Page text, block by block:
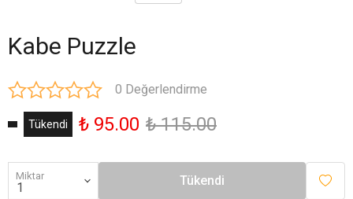
Kabe Puzzle
0 Değerlendirme
Tükendi ₺ 95.00 ₺ 115.00
Miktar Tükendi